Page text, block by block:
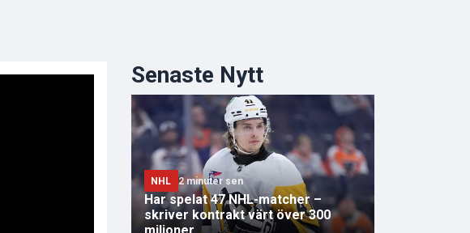
Senaste Nytt
NHL 2 minuter sen
Har spelat 47 NHL-matcher –
skriver kontrakt värt över 300